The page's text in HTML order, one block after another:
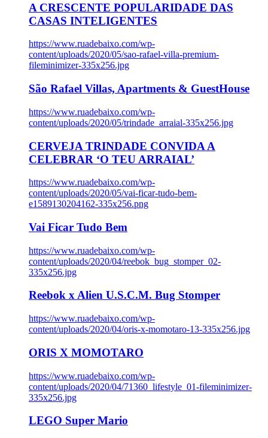
A CRESCENTE POPULARIDADE DAS
CASAS INTELIGENTES
https://www.ruadebaixo.com/wp-
content/uploads/2020/05/sao-rafael-villa-premium-
fileminimizer-335x256.jpg
São Rafael Villas, Apartments & GuestHouse
https://www.ruadebaixo.com/wp-
content/uploads/2020/05/trindade_arraial-335x256.jpg
CERVEJA TRINDADE CONVIDA A
CELEBRAR ‘O TEU ARRAIAL’
https://www.ruadebaixo.com/wp-
content/uploads/2020/05/vai-ficar-tudo-bem-
e1589130204162-335x256.png
Vai Ficar Tudo Bem
https://www.ruadebaixo.com/wp-
content/uploads/2020/04/reebok_bug_stomper_02-
335x256.jpg
Reebok x Alien U.S.C.M. Bug Stomper
https://www.ruadebaixo.com/wp-
content/uploads/2020/04/oris-x-momotaro-13-335x256.jpg
ORIS X MOMOTARO
https://www.ruadebaixo.com/wp-
content/uploads/2020/04/71360_lifestyle_01-fileminimizer-
335x256.jpg
LEGO Super Mario